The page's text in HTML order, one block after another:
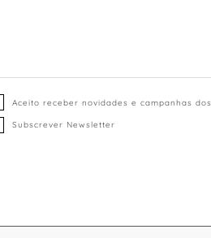
Aceito receber novidades e campanhas
Subscrever Newsletter